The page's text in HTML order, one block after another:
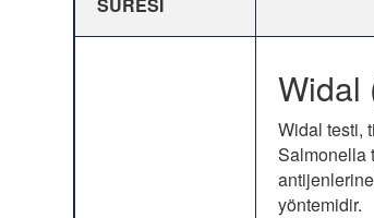
Widal
Widal testi,
Salmonella
yöntemidir.